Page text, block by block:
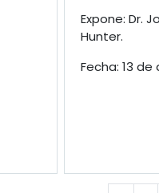
Expone: Dr.
Hunter.
Fecha: 13